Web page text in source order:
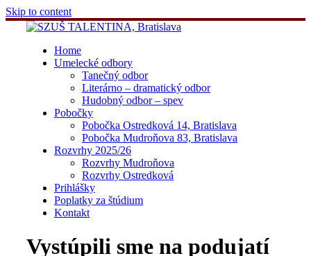
Skip to content
Home
Umelecké odbory
Tanečný odbor
Literárno – dramatický odbor
Hudobný odbor – spev
Pobočky
Pobočka Ostredková 14, Bratislava
Pobočka Mudroňova 83, Bratislava
Rozvrhy 2025/26
Rozvrhy Mudroňova
Rozvrhy Ostredková
Prihlášky
Poplatky za štúdium
Kontakt
Vystúpili sme na podujatí